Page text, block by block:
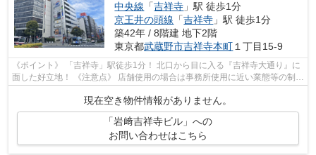
中央線 「吉祥寺 」駅 徒歩1分
京王井の頭線 「吉祥寺 」駅 徒歩1分
築42年 / 8階建 地下2階
東京都武蔵野市吉祥寺本町１丁目15-9
《ポイント》 「吉祥寺」駅徒歩1分！ 北口から目に入る『吉祥寺大通り』に
面した好立地！ 《注意点》 店舗使用の場合は事務所使用に近い業態等の制限
現在空き物件情報がありません。
「岩﨑吉祥寺ビル」への
お問い合わせはこちら